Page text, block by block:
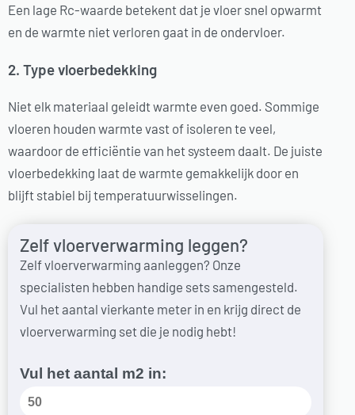
Een lage Rc-waarde betekent dat je vloer snel opwarmt
en de warmte niet verloren gaat in de ondervloer.
2. Type vloerbedekking
Niet elk materiaal geleidt warmte even goed. Sommige
vloeren houden warmte vast of isoleren te veel,
waardoor de efficiëntie van het systeem daalt. De juiste
vloerbedekking laat de warmte gemakkelijk door en
blijft stabiel bij temperatuurwisselingen.
Zelf vloerverwarming leggen?
Zelf vloerverwarming aanleggen? Onze
specialisten hebben handige sets samengesteld.
Vul het aantal vierkante meter in en krijg direct de
vloerverwarming set die je nodig hebt!
Vul het aantal m2 in: